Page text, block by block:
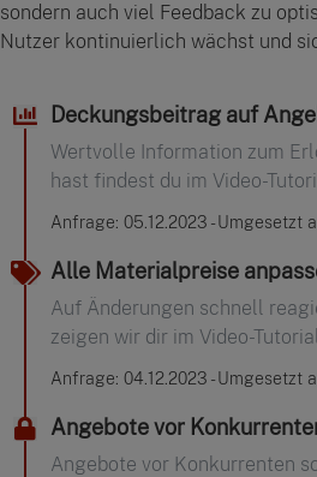
sondern auch viel Feedback zu
Nutzer kontinuierlich wächst und
Deckungsbeitrag auf
Wertvolle Information zum
hast findest du im Video-
Anfrage: 05.12.2023 - Umgesetzt
Alle Materialpreise
Auf Änderungen schnell
zeigen wir dir im Video-
Anfrage: 04.12.2023 - Umgesetzt
Angebote vor
Angebote vor Konkurrenten